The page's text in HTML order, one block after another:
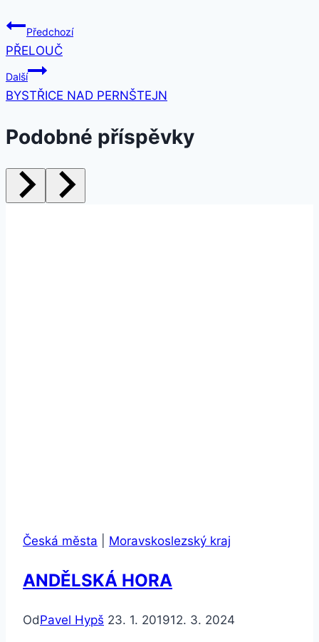
Předchozí
PŘELOUČ
Další
BYSTŘICE NAD PERNŠTEJN
Podobné příspěvky
Česká města Moravskoslezský kraj
ANDĚLSKÁ HORA
OdPavel Hypš 23. 1. 201912. 3. 2024